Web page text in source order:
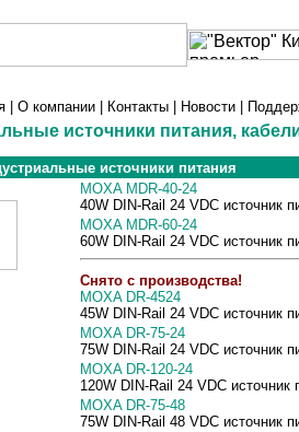
О компании Контакты Новости
источники питания,
источники питания
MOXA MDR-40-24
40W DIN-Rail 24 VDC источник
MOXA MDR-60-24
60W DIN-Rail 24 VDC источник
Снято с производства!
MOXA DR-4524
45W DIN-Rail 24 VDC источник
MOXA DR-75-24
75W DIN-Rail 24 VDC источник
MOXA DR-120-24
120W DIN-Rail 24 VDC источник
MOXA DR-75-48
75W DIN-Rail 48 VDC источник